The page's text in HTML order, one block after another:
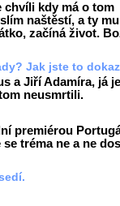
chvíli kdy má o tom
naštěstí, a ty
začíná život.
Jak jste to
a Jiří Adamíra, já
neusmrtili.
premiérou
tréma ne a ne